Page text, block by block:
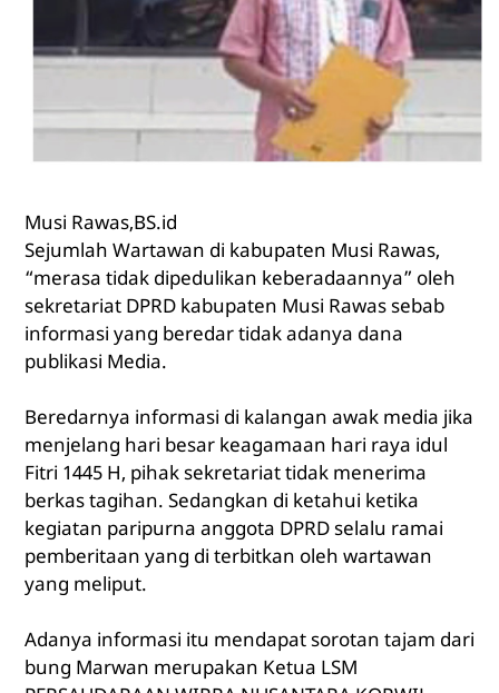
Musi Rawas,BS.id
Sejumlah Wartawan di kabupaten Musi Rawas,
“merasa tidak dipedulikan keberadaannya” oleh
sekretariat DPRD kabupaten Musi Rawas sebab
informasi yang beredar tidak adanya dana
publikasi Media.
Beredarnya informasi di kalangan awak media jika
menjelang hari besar keagamaan hari raya idul
Fitri 1445 H, pihak sekretariat tidak menerima
berkas tagihan. Sedangkan di ketahui ketika
kegiatan paripurna anggota DPRD selalu ramai
pemberitaan yang di terbitkan oleh wartawan
yang meliput.
Adanya informasi itu mendapat sorotan tajam dari
bung Marwan merupakan Ketua LSM